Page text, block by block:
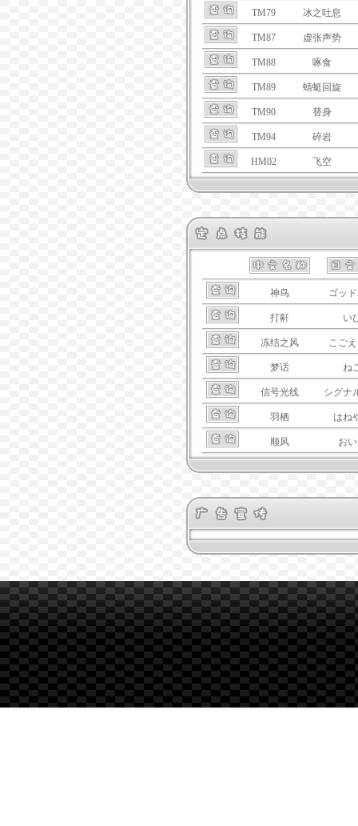
TM79 冰之吐息
TM87 虚张声势
TM88 啄食
TM89 蜻蜓回旋
TM90 替身
TM94 碎岩
HM02 飞空
神鸟 ゴッ
打鼾 い
冻结之风 こご
梦话 ね
信号光线 シグナ
羽栖 はね
顺风 お